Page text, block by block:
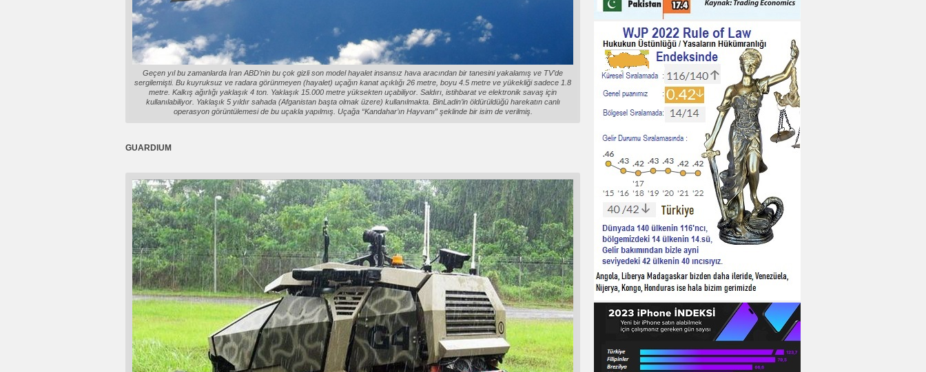
Geçen yıl bu zamanlarda İran ABD’nin bu çok gizli son model hayalet insansız hava aracından bir tanesini yakalamış ve TV’de
sergilemişti. Bu kuyruksuz ve radara görünmeyen (hayalet) uçağın kanat açıklığı 26 metre, boyu 4.5 metre ve yükekliği sadece 1.8
metre. Kalkış ağırlığı yaklaşık 4 ton. Yaklaşık 15.000 metre yüksekten uçabiliyor. Saldırı, istihbarat ve elektronik savaş için
kullanılabiliyor. Yaklaşık 5 yıldır sahada (Afganistan başta olmak üzere) kullanılmakta. BinLadin’in öldürüldüğü harekatın canlı
operasyon görüntülemesi de bu uçakla yapılmış. Uçağa “Kandahar’ın Hayvanı” şeklinde bir isim de verilmiş.
GUARDIUM